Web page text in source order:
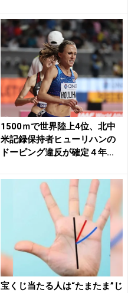
1500ｍで世界陸上4位、北中
米記録保持者ヒューリハンの
ドーピング違反が確定４年...
宝くじ当たる人は“たまたま”じ